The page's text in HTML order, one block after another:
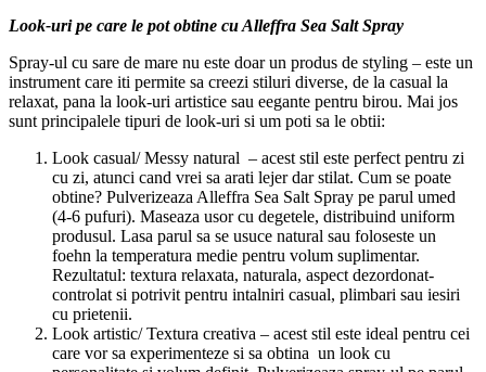
Look-uri pe care le pot obtine cu Alleffra Sea Salt Spray
Spray-ul cu sare de mare nu este doar un produs de styling – este un
instrument care iti permite sa creezi stiluri diverse, de la casual la
relaxat, pana la look-uri artistice sau eegante pentru birou. Mai jos
sunt principalele tipuri de look-uri si um poti sa le obtii:
Look casual/ Messy natural – acest stil este perfect pentru zi
cu zi, atunci cand vrei sa arati lejer dar stilat. Cum se poate
obtine? Pulverizeaza Alleffra Sea Salt Spray pe parul umed
(4-6 pufuri). Maseaza usor cu degetele, distribuind uniform
produsul. Lasa parul sa se usuce natural sau foloseste un
foehn la temperatura medie pentru volum suplimentar.
Rezultatul: textura relaxata, naturala, aspect dezordonat-
controlat si potrivit pentru intalniri casual, plimbari sau iesiri
cu prietenii.
Look artistic/ Textura creativa – acest stil este ideal pentru cei
care vor sa experimenteze si sa obtina un look cu